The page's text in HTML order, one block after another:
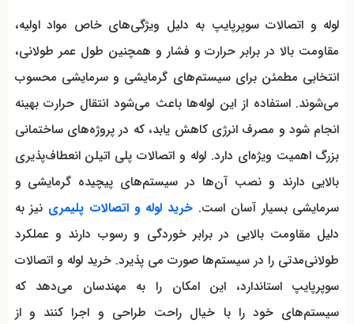
لوله و اتصالات سوپرپایپ به دلیل ویژگی‌های خاص مواد اولیه،
مقاومت بالا در برابر حرارت و فشار و همچنین طول عمر طولانی،
انتخابی مطمئن برای سیستم‌های گرمایشی و سرمایشی محسوب
می‌شوند. استفاده از این لوله‌ها باعث می‌شود انتقال حرارت بهینه
انجام شود و مصرف انرژی کاهش یابد، که در پروژه‌های ساختمانی
بزرگ اهمیت ویژه‌ای دارد. لوله و اتصالات پلی اتیلن انعطاف‌پذیری
بالایی دارند و نصب آن‌ها در سیستم‌های پیچیده گرمایشی و
سرمایشی بسیار آسان است.خرید لوله و اتصالات پلیمری نیز به
دلیل مقاومت بالایی در برابر خوردگی و رسوب دارند و عملکرد
طولانی‌مدتی را در سیستم‌ها صورت می پذیرد. خرید لوله و اتصالات
سوپرپایپ استاندارد، این امکان را به مهندسان می‌دهد که
سیستم‌های خود را با خیال راحت طراحی و اجرا کنند و از